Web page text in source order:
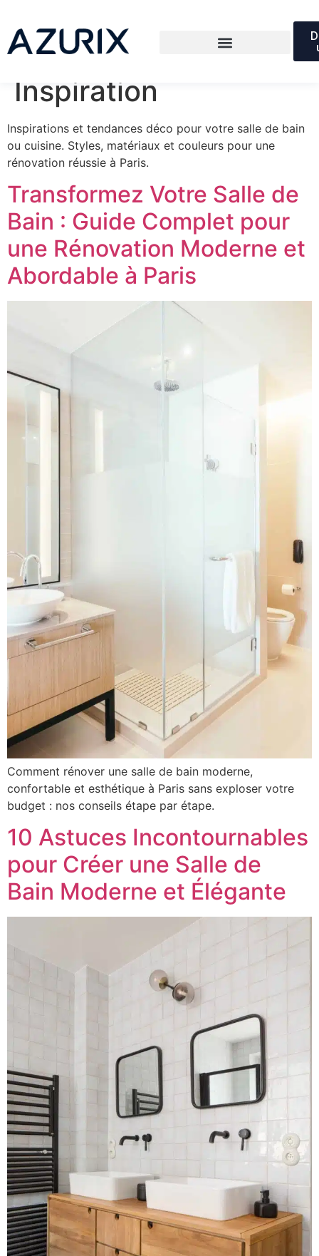
Catégorie :
Tendances &
Inspiration
Inspirations et tendances déco pour votre salle de bain
ou cuisine. Styles, matériaux et couleurs pour une
rénovation réussie à Paris.
Transformez Votre Salle de
Bain : Guide Complet pour
une Rénovation Moderne et
Abordable à Paris
Comment rénover une salle de bain moderne,
confortable et esthétique à Paris sans exploser votre
budget : nos conseils étape par étape.
10 Astuces Incontournables
pour Créer une Salle de
Bain Moderne et Élégante